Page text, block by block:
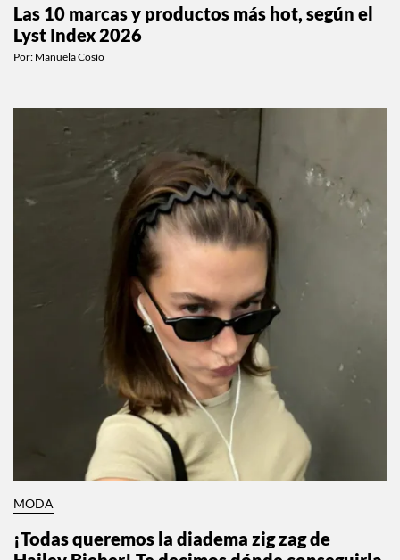
Las 10 marcas y productos más hot, según el
Lyst Index 2026
Por: Manuela Cosío
MODA
¡Todas queremos la diadema zig zag de